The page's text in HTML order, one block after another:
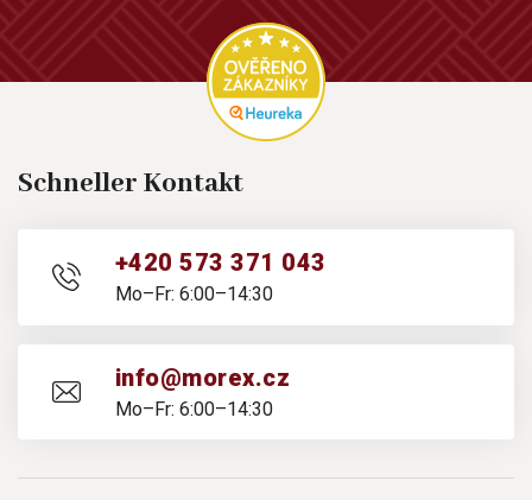
Schneller Kontakt
+420 573 371 043
Mo–Fr: 6:00–14:30
info@morex.cz
Mo–Fr: 6:00–14:30